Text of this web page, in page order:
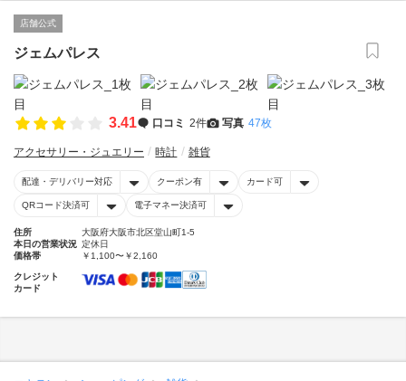
店舗公式
ジェムパレス
3.41 口コミ 2件 写真 47枚
アクセサリー・ジュエリー 時計 雑貨
配達・デリバリー対応 クーポン有 カード可
QRコード決済可 電子マネー決済可
住所
大阪府大阪市北区堂山町1-5
本日の営業状況 定休日
価格帯
￥1,100〜￥2,160
クレジット
カード